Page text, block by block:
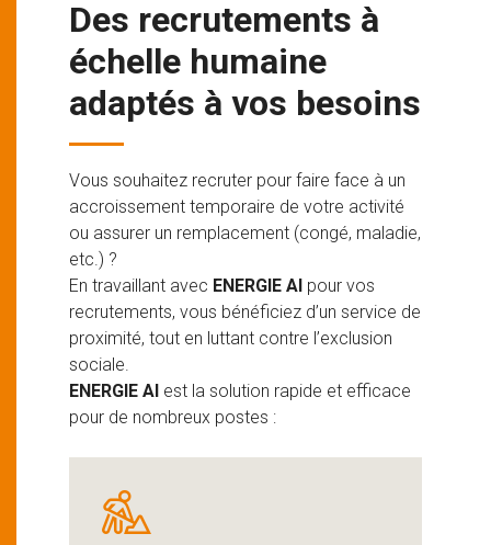
Des recrutements à
échelle humaine
adaptés à vos besoins
Vous souhaitez recruter pour faire face à un
accroissement temporaire de votre activité
ou assurer un remplacement (congé, maladie,
etc.) ?
En travaillant avec ENERGIE AI pour vos
recrutements, vous bénéficiez d’un service de
proximité, tout en luttant contre l’exclusion
sociale.
ENERGIE AI est la solution rapide et efficace
pour de nombreux postes :